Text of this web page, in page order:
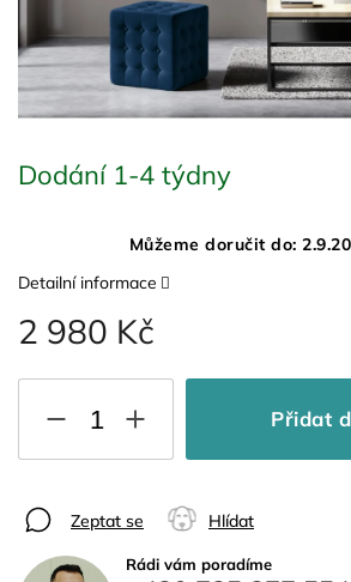
2 980 Kč
Dodání 1-4 týdny
Můžeme doručit do:
Přidat
Detailní informace
Zeptat se Hlídat
Rádi vám poradíme